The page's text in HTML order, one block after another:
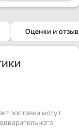
Оценки и
поставки могут